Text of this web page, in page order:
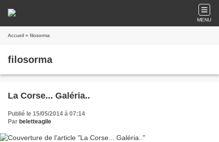
MENU
Accueil » filosorma
filosorma
La Corse... Galéria..
Publié le 15/05/2014 à 07:14
Par beletteagile